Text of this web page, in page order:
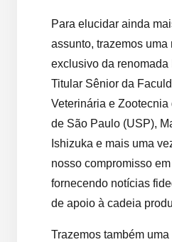
Para elucidar ainda
assunto, trazemos uma
exclusivo da renomada
Titular Sênior da
Veterinária e
de São Paulo (USP),
Ishizuka e mais uma
nosso compromisso
fornecendo notícias
de apoio à cadeia
Trazemos também